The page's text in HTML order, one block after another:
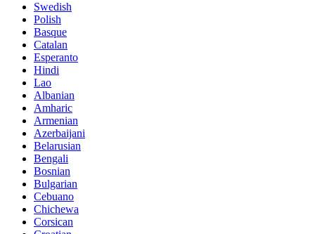
Swedish
Polish
Basque
Catalan
Esperanto
Hindi
Lao
Albanian
Amharic
Armenian
Azerbaijani
Belarusian
Bengali
Bosnian
Bulgarian
Cebuano
Chichewa
Corsican